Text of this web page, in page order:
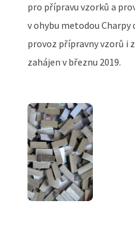
pro přípravu vzorků a
v ohybu metodou Charpy
provoz přípravny vzorů i
zahájen v březnu 2019.